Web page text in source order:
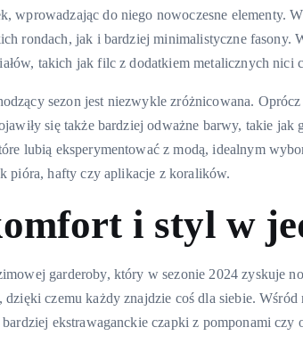
wprowadzając do niego nowoczesne elementy.
rondach, jak i bardziej minimalistyczne fasony.
takich jak filc z dodatkiem metalicznych nici
sezon jest niezwykle zróżnicowana.
się także bardziej odważne barwy, takie jak
lubią eksperymentować z modą, idealnym
pióra, hafty czy aplikacje z koralików.
i styl w
garderoby, który w sezonie 2024 zyskuje
dzięki czemu każdy znajdzie coś dla siebie.
ekstrawaganckie czapki z pomponami czy